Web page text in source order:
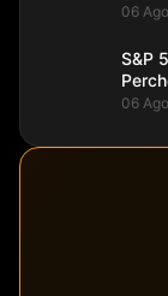
06
S&P
06